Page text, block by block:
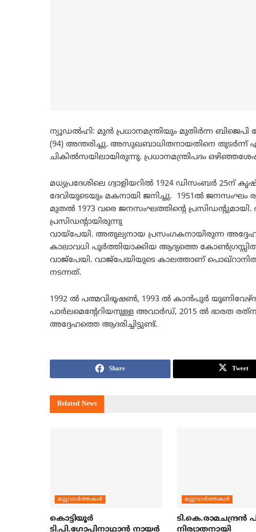
ന്യൂഡല്‍ഹി: മുന്‍ പ്രധാനമന്ത്രിയും മുതിര്‍ന്ന
(94) അന്തരിച്ചു. അസുഖബാധിതനായതിനെ
ചികില്‍സയിലായിരുന്നു. പ്രധാനമന്ത്രിപദം
മധ്യപ്രദേശിലെ ഗ്വാളിയറില്‍ 1924 ഡിസംബര്‍
ദേവിയുടെയും മകനായി ജനിച്ചു. 1951ല്‍ ജനസംഘം
മുതല്‍ 1973 വരെ ജനസംഘത്തിന്റെ പ്രസിഡന്റുമായി.
പ്രസിഡന്റായിരുന്നു
വായ്പേയി. അതുല്യനായ പ്രസംഗകനായിരുന്ന
കാലാവധി പൂര്‍ത്തിയാക്കിയ ആദ്യത്തെ
വാജ്പേയി. വാജ്‌പേയിയുടെ കാലത്താണ്
നടന്നത്.
1992 ല്‍ പത്മവിഭൂഷണ്‍, 1993 ല്‍ കാന്‍പുര്‍
പാര്‍ലമെന്റേറിയനുള്ള അവാര്‍ഡ്, 2015 ല്‍ ഭാരത
അദ്ദേഹത്തെ ആദരിച്ചിട്ടുണ്ട്.
Share Tweet
Related News
മറ്റുവാര്‍ത്തകള്‍
കൊട്ടിയൂര്‍
ടി.പി.ഗോപിനാഥാന്‍ നായര്‍
മറ്റുവാര്‍ത്തകള്‍
ടി.കെ.രാമചന്ദ്രന്‍
നിര്യാതനായി